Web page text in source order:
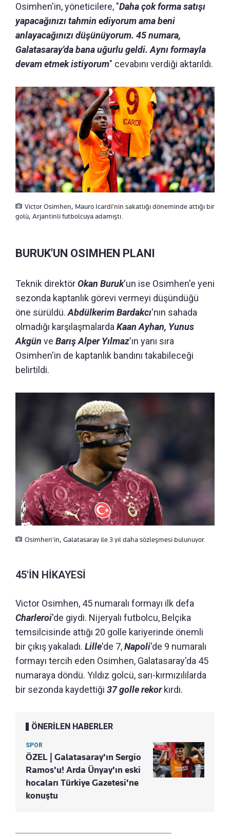
Osimhen'in, yöneticilere, "Daha çok forma satışı
yapacağınızı tahmin ediyorum ama beni
anlayacağınızı düşünüyorum. 45 numara,
Galatasaray'da bana uğurlu geldi. Aynı formayla
devam etmek istiyorum" cevabını verdiği aktarıldı.
Victor Osimhen, Mauro Icardi'nin sakatlığı döneminde attığı bir
golü, Arjantinli futbolcuya adamıştı.
BURUK'UN OSIMHEN PLANI
Teknik direktörOkan Buruk'un ise Osimhen'e yeni
sezonda kaptanlık görevi vermeyi düşündüğü
öne sürüldü.Abdülkerim Bardakcı'nın sahada
olmadığı karşılaşmalardaKaan Ayhan, Yunus
Akgün ve Barış Alper Yılmaz'ın yanı sıra
Osimhen'in de kaptanlık bandını takabileceği
belirtildi.
Osimhen'in, Galatasaray ile 3 yıl daha sözleşmesi bulunuyor.
45'İN HİKAYESİ
Victor Osimhen, 45 numaralı formayı ilk defa
Charleroi'de giydi. Nijeryalı futbolcu, Belçika
temsilcisinde attığı 20 golle kariyerinde önemli
bir çıkış yakaladı. Lille'de 7,Napoli'de 9 numaralı
formayı tercih eden Osimhen, Galatasaray'da 45
numaraya döndü. Yıldız golcü, sarı-kırmızılılarda
bir sezonda kaydettiği 37 golle rekorkırdı.
ÖNERİLEN HABERLER
SPOR
ÖZEL | Galatasaray'ın Sergio
Ramos'u! Arda Ünyay'ın eski
hocaları Türkiye Gazetesi'ne
konuştu